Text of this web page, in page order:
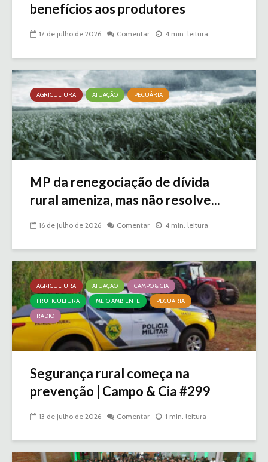
benefícios aos produtores
17 de julho de 2026 Comentar 4 min. leitura
AGRICULTURA ATUAÇÃO PECUÁRIA
MP da renegociação de dívida
rural ameniza, mas não resolve...
16 de julho de 2026 Comentar 4 min. leitura
AGRICULTURA ATUAÇÃO
CAMPO & CIA
FRUTICULTURA
MEIO AMBIENTE
PECUÁRIA
RÁDIO
Segurança rural começa na
prevenção | Campo & Cia #299
13 de julho de 2026 Comentar 1 min. leitura